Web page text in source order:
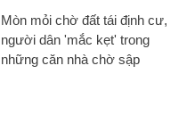
Mòn mỏi chờ đất tái định cư,
người dân 'mắc kẹt' trong
những căn nhà chờ sập